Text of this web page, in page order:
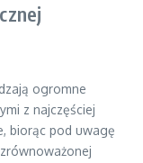
ogromne
z najczęściej
biorąc pod uwagę